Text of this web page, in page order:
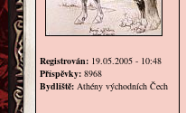
Registrován: 19.05.2005 - 10:48
Příspěvky: 8968
Bydliště: Athény východních Čech